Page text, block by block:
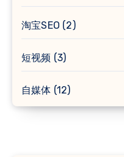
淘宝SEO (2)
短视频 (3)
自媒体 (12)